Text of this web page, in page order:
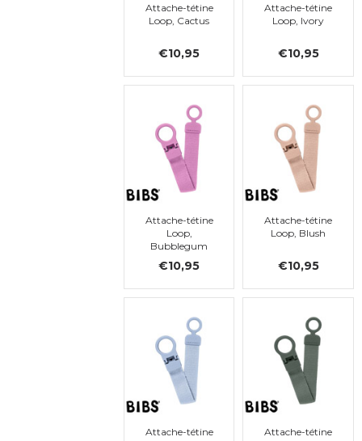
Attache-tétine
Loop, Cactus
€10,95
Attache-tétine
Loop, Ivory
€10,95
Attache-tétine
Loop,
Bubblegum
€10,95
Attache-tétine
Loop, Blush
€10,95
Attache-tétine
Attache-tétine